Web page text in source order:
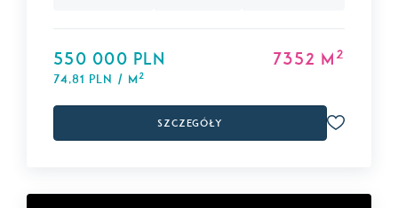
550 000 PLN
74,81 PLN / m2
7352 m 2
Szczegóły